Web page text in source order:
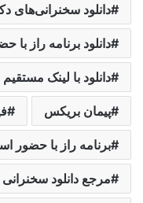
دانلود سخنرانی‌های
دانلود برنامه راز
دانلود با لینک مستقیم
پیمان بریکس
برنامه راز با حضور
مرجع دانلود